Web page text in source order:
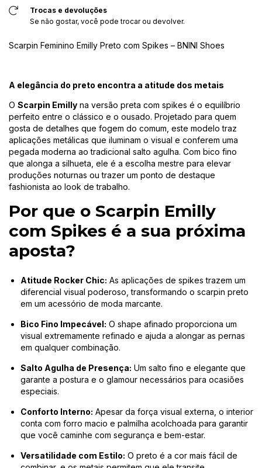
Trocas e devoluções
Se não gostar, você pode trocar ou devolver.
Scarpin Feminino Emilly Preto com Spikes – BNINI Shoes
A elegância do preto encontra a atitude dos metais
O Scarpin Emilly na versão preta com spikes é o equilíbrio
perfeito entre o clássico e o ousado. Projetado para quem
gosta de detalhes que fogem do comum, este modelo traz
aplicações metálicas que iluminam o visual e conferem uma
pegada moderna ao tradicional salto agulha. Com bico fino
que alonga a silhueta, ele é a escolha mestre para elevar
produções noturnas ou trazer um ponto de destaque
fashionista ao look de trabalho.
Por que o Scarpin Emilly
com Spikes é a sua próxima
aposta?
Atitude Rocker Chic: As aplicações de spikes trazem um
diferencial visual poderoso, transformando o scarpin preto
em um acessório de moda marcante.
Bico Fino Impecável: O shape afinado proporciona um
visual extremamente refinado e ajuda a alongar as pernas
em qualquer combinação.
Salto Agulha de Presença: Um salto fino e elegante que
garante a postura e o glamour necessários para ocasiões
especiais.
Conforto Interno: Apesar da força visual externa, o interior
conta com forro macio e palmilha acolchoada para garantir
que você caminhe com segurança e bem-estar.
Versatilidade com Estilo: O preto é a cor mais fácil de